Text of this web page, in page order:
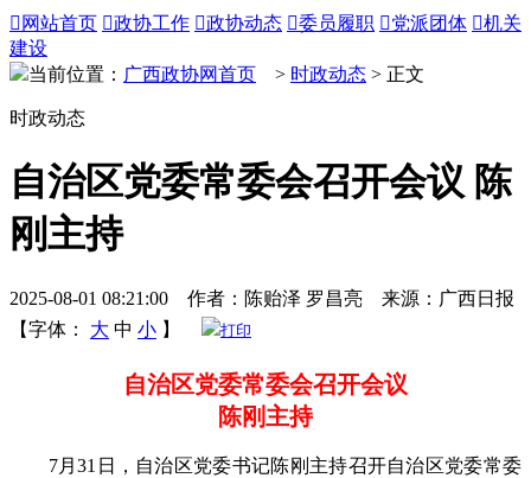
 网站首页 政协工作 政协动态 委员履职 党派团体 机关
建设
当前位置： 广西政协网首页 > 时政动态 > 正文
时政动态
自治区党委常委会召开会议 陈
刚主持
2025-08-01 08:21:00 作者：陈贻泽 罗昌亮 来源：广西日报
【字体：
大 中 小 】 打印
自治区党委常委会召开会议
陈刚主持
7月31日，自治区党委书记陈刚主持召开自治区党委常委